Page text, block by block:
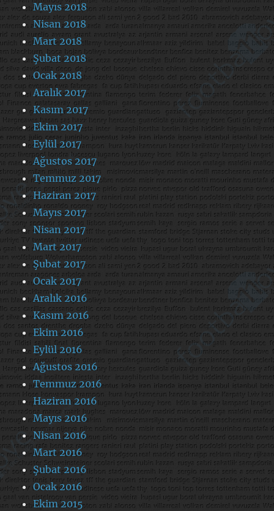
Mayıs 2018
Nisan 2018
Mart 2018
Şubat 2018
Ocak 2018
Aralık 2017
Kasım 2017
Ekim 2017
Eylül 2017
Ağustos 2017
Temmuz 2017
Haziran 2017
Mayıs 2017
Nisan 2017
Mart 2017
Şubat 2017
Ocak 2017
Aralık 2016
Kasım 2016
Ekim 2016
Eylül 2016
Ağustos 2016
Temmuz 2016
Haziran 2016
Mayıs 2016
Nisan 2016
Mart 2016
Şubat 2016
Ocak 2016
Ekim 2015